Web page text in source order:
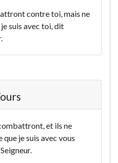
contre toi, mais ne
suis avec toi, dit
et ils ne
je suis avec vous